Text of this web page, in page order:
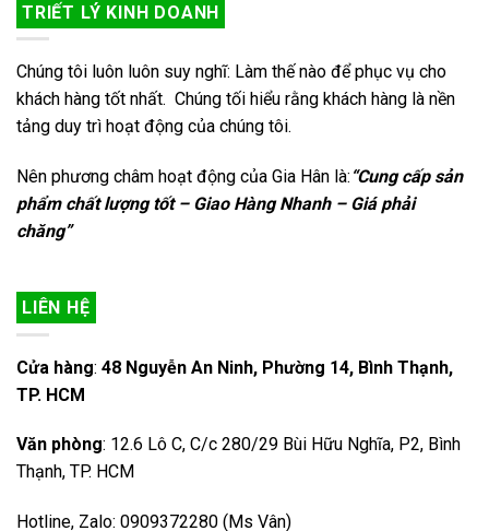
TRIẾT LÝ KINH DOANH
Chúng tôi luôn luôn suy nghĩ: Làm thế nào để phục vụ cho
khách hàng tốt nhất. Chúng tối hiểu rằng khách hàng là nền
tảng duy trì hoạt động của chúng tôi.
Nên phương châm hoạt động của Gia Hân là: “Cung cấp sản
phẩm chất lượng tốt – Giao Hàng Nhanh – Giá phải
chăng”
LIÊN HỆ
Cửa hàng: 48 Nguyễn An Ninh, Phường 14, Bình Thạnh,
TP. HCM
Văn phòng: 12.6 Lô C, C/c 280/29 Bùi Hữu Nghĩa, P2, Bình
Thạnh, TP. HCM
Hotline, Zalo: 0909372280 (Ms Vân)